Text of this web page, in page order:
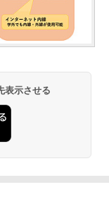
表示させる